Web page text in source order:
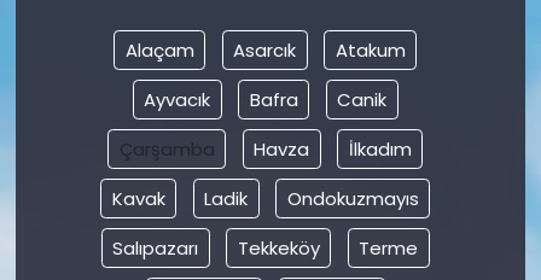
Alaçam Asarcık
Atakum
Ayvacık
Bafra
Canik
Çarşamba
Havza
İlkadım
Kavak
Ladik
Ondokuzmayıs
Salıpazarı
Tekkeköy
Terme